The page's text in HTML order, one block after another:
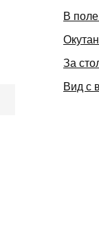
В
За
Вид с